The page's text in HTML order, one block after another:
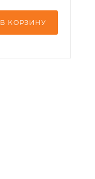
В КОРЗИНУ